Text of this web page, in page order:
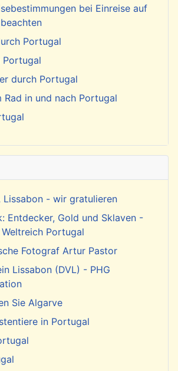
bei Einreise auf
Portugal
Portugal
durch Portugal
Rad in und nach Portugal
Lissabon - wir gratulieren
Entdecker, Gold und Sklaven -
Portugal
Fotograf Artur Pastor
Lissabon (DVL) - PHG
Sie Algarve
in Portugal